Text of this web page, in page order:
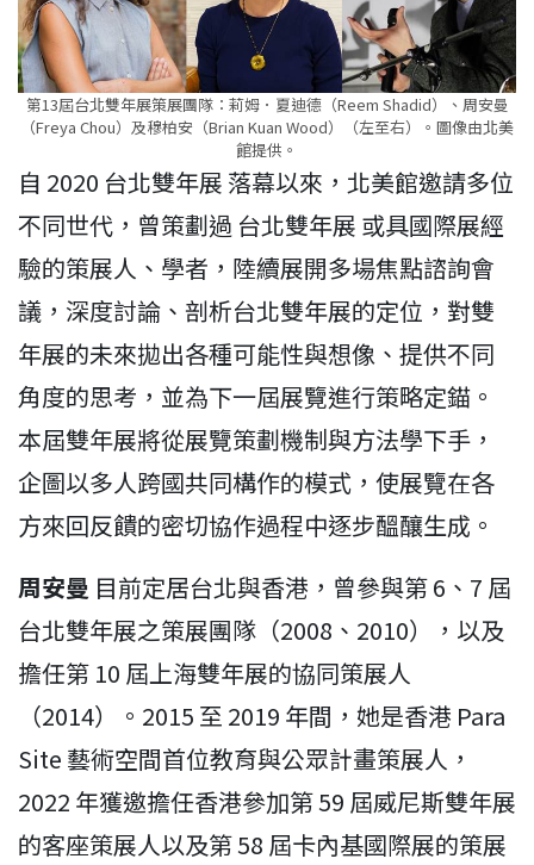
第13屆台北雙年展策展團隊：莉姆．夏迪德（Reem Shadid）、周安曼
（Freya Chou）及穆柏安（Brian Kuan Wood）（左至右）。圖像由北美
館提供。
自 2020 台北雙年展 落幕以來，北美館邀請多位
不同世代，曾策劃過 台北雙年展 或具國際展經
驗的策展人、學者，陸續展開多場焦點諮詢會
議，深度討論、剖析台北雙年展的定位，對雙
年展的未來拋出各種可能性與想像、提供不同
角度的思考，並為下一屆展覽進行策略定錨。
本屆雙年展將從展覽策劃機制與方法學下手，
企圖以多人跨國共同構作的模式，使展覽在各
方來回反饋的密切協作過程中逐步醞釀生成。
周安曼 目前定居台北與香港，曾參與第 6、7 屆
台北雙年展之策展團隊（2008、2010），以及
擔任第 10 屆上海雙年展的協同策展人
（2014）。2015 至 2019 年間，她是香港 Para
Site 藝術空間首位教育與公眾計畫策展人，
2022 年獲邀擔任香港參加第 59 屆威尼斯雙年展
的客座策展人以及第 58 屆卡內基國際展的策展